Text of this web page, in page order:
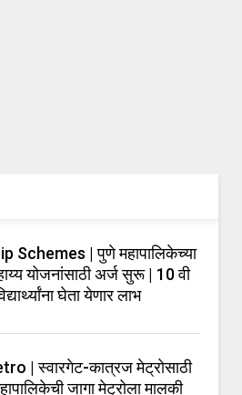
Schemes | पुणे महापालिकेच्या
योजनांसाठी अर्ज सुरू | 10 वी
घेता येणार लाभ
| स्वारगेट-कात्रज मेट्रोसाठी
जागा मेट्रोला मालकी